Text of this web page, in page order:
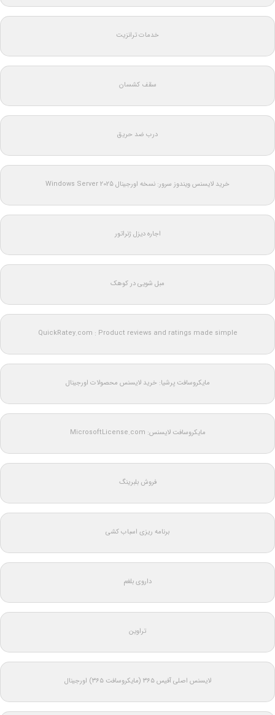
خدمات ترانزیت
سقف کشسان
درب ضد حریق
خرید لایسنس ویندوز سرور: نسخه اورجینال Windows Server 2025
اجاره دیزل ژنراتور
مبل شویی در کوهک
QuickRatey.com : Product reviews and ratings made simple
مایکروسافت پرشیا: خرید لایسنس محصولات اورجینال
مایکروسافت لایسنس: MicrosoftLicense.com
فروش بلبرینگ
برنامه ریزی اسباب کشی
داروی بلغم
تراوین
لایسنس اصلی آفیس ۳۶۵ (مایکروسافت ۳۶۵) اورجینال